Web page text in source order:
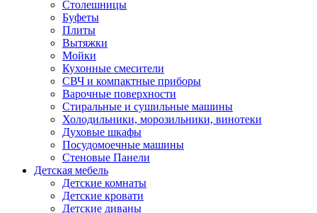
Столешницы
Буфеты
Плиты
Вытяжки
Мойки
Кухонные смесители
СВЧ и компактные приборы
Варочные поверхности
Стиральные и сушильные машины
Холодильники, морозильники, винотеки
Духовые шкафы
Посудомоечные машины
Стеновые Панели
Детская мебель
Детские комнаты
Детские кровати
Детские диваны